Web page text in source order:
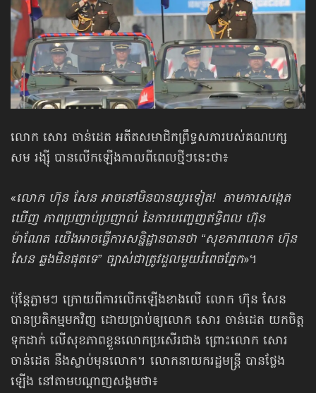
លោក សោរ ចាន់ដេត អតីតសមាជិកព្រឹទ្ធសភារបស់គណបក្ស
សម រង្ស៊ី បានលើកឡើង​កាលពីពេលថ្មីៗនេះថា៖
«លោក​ ហ៊ុន​ សែន​ អាចនៅមិនបានយូរទៀត! តាមការ​សង្កេត
ឃើញ​ ភាពប្រញាប់​ប្រញាល់​ នៃការបញ្ចេញឥទ្ធិពល​ ហ៊ុន​
ម៉ាណែត​ យេីងអាចធ្វេីការសន្និដ្ឋានបានថា​ “សុខ​ភាព​លោក​ ហ៊ុន​
សែន​ ឆ្លងមិនផុតទេ”​ ច្បាស់​ជា​ត្រូវ​ដួលមួយរំពេចភ្នែក»។
ប៉ុន្តែភ្លាមៗ ក្រោយពីការលើកឡើងខាងលើ លោក ហ៊ុន សែន
បានប្រតិកម្មមកវិញ ដោយ​ប្រាប់ឲ្យលោក សោរ ចាន់ដេត យកចិត្ត
ទុកដាក់ លើសុខភាពខ្លួនលោកប្រសើរជាង ព្រោះលោក សោរ
ចាន់ដេត នឹងស្លាប់មុនលោក។ លោកនាយករដ្ឋមន្ត្រី បានថ្លែង
ឡើង នៅតាមបណ្ដាញសង្គមថា៖